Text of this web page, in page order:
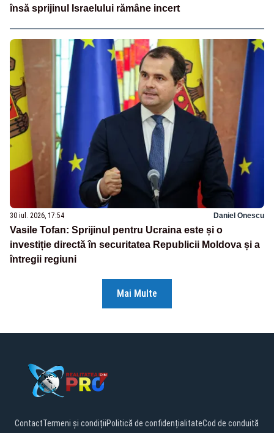
însă sprijinul Israelului rămâne incert
30 iul. 2026, 17:54 Daniel Onescu
Vasile Tofan: Sprijinul pentru Ucraina este și o
investiție directă în securitatea Republicii Moldova și a
întregii regiuni
Mai Multe
ContactTermeni și condițiiPolitică de confidențialitateCod de conduită